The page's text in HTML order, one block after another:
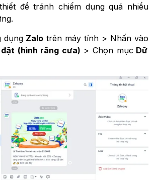
để tránh chiếm dụng quá nhiều
dụng Zalo trên máy tính > Nhấn vào
(hình răng cưa) > Chọn mục Dữ